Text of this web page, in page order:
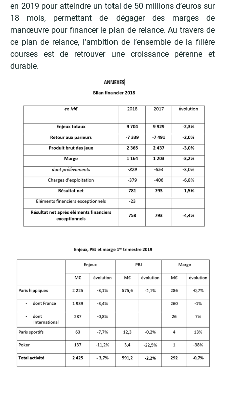
en 2019 pour atteindre un total de 50 millions d’euros sur
18 mois, permettant de dégager des marges de
manœuvre pour financer le plan de relance. Au travers de
ce plan de relance, l’ambition de l’ensemble de la filière
courses est de retrouver une croissance pérenne et
durable.